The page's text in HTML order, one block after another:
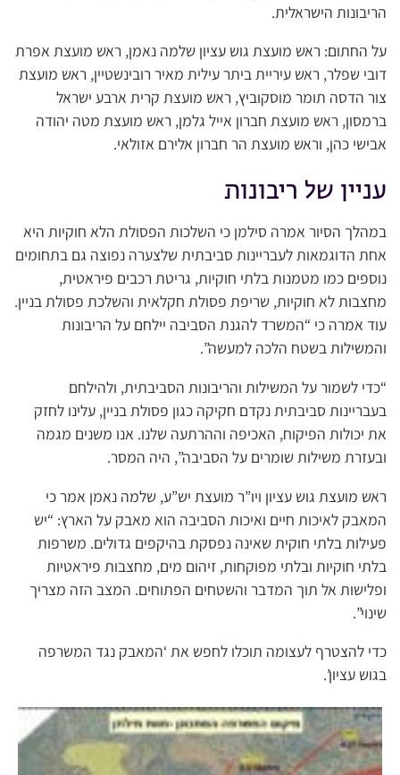
הריבונות הישראלית.
על החתום: ראש מועצת גוש עציון שלמה נאמן, ראש מועצת אפרת
דובי שפלר, ראש עיריית ביתר עילית מאיר רובינשטיין, ראש מועצת
צור הדסה תומר מוסקוביץ, ראש מועצת קרית ארבע ישראל
ברמסון, ראש מועצת חברון אייל גלמן, ראש מועצת מטה יהודה
אבישי כהן, וראש מועצת הר חברון אלירם אזולאי.
עניין של ריבונות
במהלך הסיור אמרה סילמן כי השלכות הפסולת הלא חוקיות היא
אחת הדוגמאות לעבריינות סביבתית שלצערה נפוצה גם בתחומים
נוספים כמו מטמנות בלתי חוקיות, גריטת רכבים פיראטית,
מחצבות לא חוקיות, שריפת פסולת חקלאית והשלכת פסולת בניין.
עוד אמרה כי “המשרד להגנת הסביבה יילחם על הריבונות
והמשילות בשטח הלכה למעשה”.
“כדי לשמור על המשילות והריבונות הסביבתית, ולהילחם
בעבריינות סביבתית נקדם חקיקה כגון פסולת בניין, עלינו לחזק
את יכולות הפיקוח, האכיפה וההרתעה שלנו. אנו משנים מגמה
ובעזרת משילות שומרים על הסביבה”, היה המסר.
ראש מועצת גוש עציון ויו”ר מועצת יש”ע, שלמה נאמן אמר כי
המאבק לאיכות חיים ואיכות הסביבה הוא מאבק על הארץ: “יש
פעילות בלתי חוקית שאינה נפסקת בהיקפים גדולים. משרפות
בלתי חוקיות ובלתי מפוקחות, זיהום מים, מחצבות פיראטיות
ופלישות אל תוך המדבר והשטחים הפתוחים. המצב הזה מצריך
שינוי”.
כדי להצטרף לעצומה תוכלו לחפש את ‘המאבק נגד המשרפה
בגוש עציון’.